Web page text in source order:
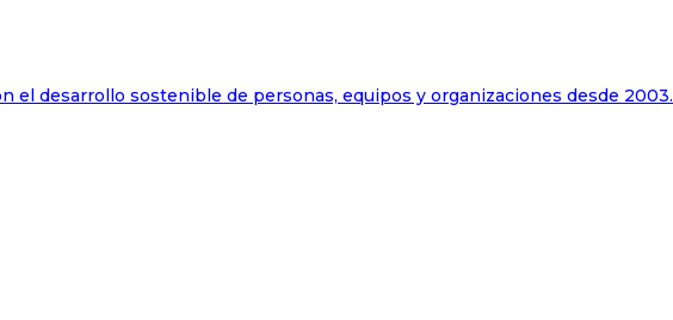
el desarrollo sostenible de personas, equipos y organizaciones desde 2003.